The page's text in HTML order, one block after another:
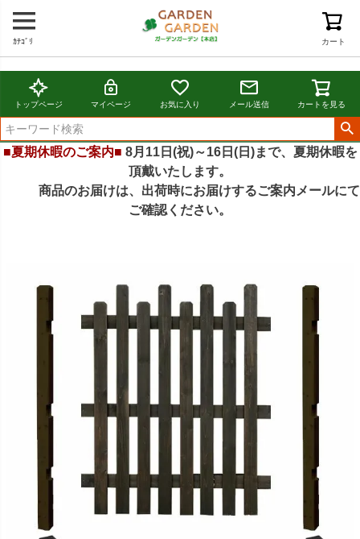
カート
ｶﾃｺﾞﾘ
トップページ マイページ お気に入り メール送信 カートを見る
■夏期休暇のご案内■ 8月11日(祝)～16日(日)まで、夏期休暇を
頂戴いたします。
商品のお届けは、出荷時にお届けするご案内メールにて
ご確認ください。